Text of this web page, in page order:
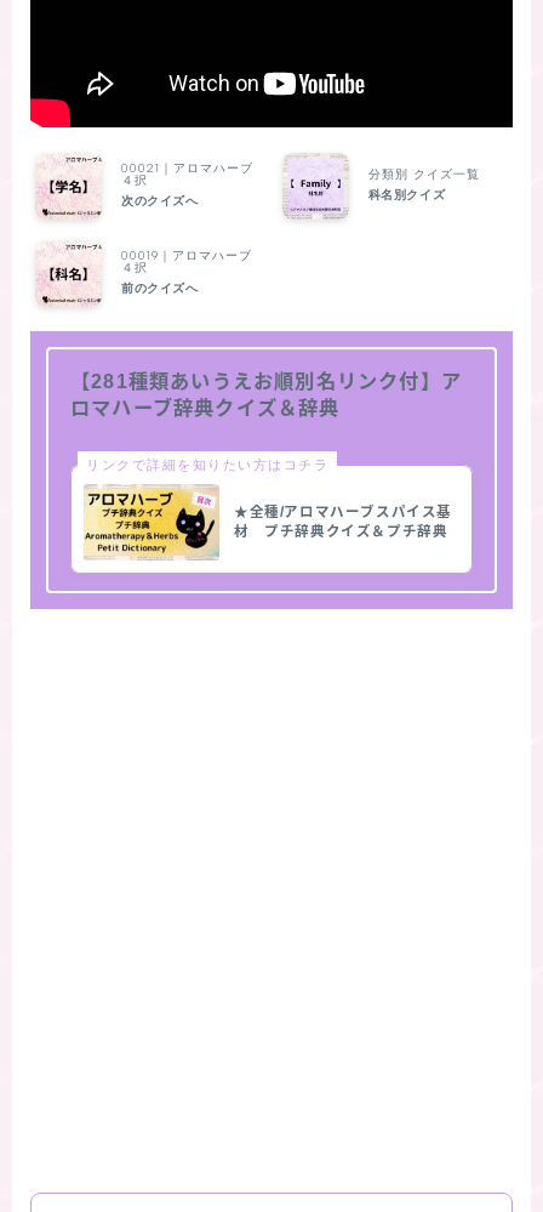
00021｜アロマハーブ
４択
次のクイズへ
分類別 クイズ一覧
科名別クイズ
00019｜アロマハーブ
４択
前のクイズへ
【281種類あいうえお順別名リンク付】ア
ロマハーブ辞典クイズ＆辞典
リンクで詳細を知りたい方はコチラ
★全種/アロマハーブスパイス基
材 プチ辞典クイズ＆プチ辞典